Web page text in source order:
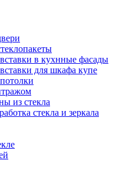
в кухнные фасады
для шкафа купе
из стекла
стекла и зеркала